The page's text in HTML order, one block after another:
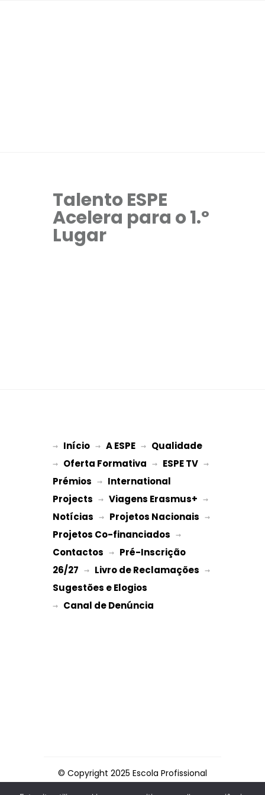
Talento ESPE
Acelera para o 1.º
Lugar
→ Início → A ESPE → Qualidade
→ Oferta Formativa → ESPE TV
Prémios → International
Projects → Viagens Erasmus+
Notícias → Projetos Nacionais
Projetos Co-financiados
Contactos → Pré-Inscrição
26/27 → Livro de Reclamações
Sugestões e Elogios
→
© Copyright 2025 Escola Profissional